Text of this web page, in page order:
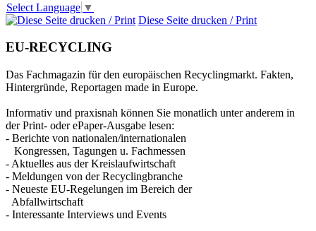
Select Language ▼
Diese Seite drucken / Print
EU-RECYCLING
Das Fachmagazin für den europäischen Recyclingmarkt. Fakten,
Hintergründe, Reportagen made in Europe.
Informativ und praxisnah können Sie monatlich unter anderem in
der Print- oder ePaper-Ausgabe lesen:
- Berichte von nationalen/internationalen
Kongressen, Tagungen u. Fachmessen
- Aktuelles aus der Kreislaufwirtschaft
- Meldungen von der Recyclingbranche
- Neueste EU-Regelungen im Bereich der
Abfallwirtschaft
- Interessante Interviews und Events